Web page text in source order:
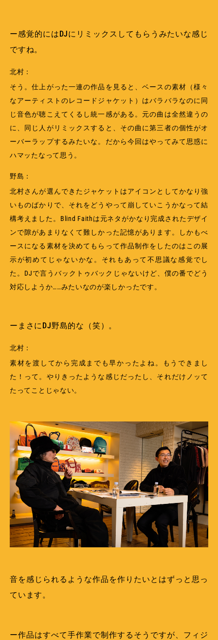
ー感覚的にはDJにリミックスしてもらうみたいな感じ
ですね。
北村：
そう。仕上がった一連の作品を見ると、ベースの素材（様々
なアーティストのレコードジャケット）はバラバラなのに同
じ音色が聴こえてくるし統一感がある。元の曲は全然違うの
に、同じ人がリミックスすると、その曲に第三者の個性がオ
ーバーラップするみたいな。だから今回はやってみて思惑に
ハマッたなって思う。
野島：
北村さんが選んできたジャケットはアイコンとしてかなり強
いものばかりで、それをどうやって崩していこうかなって結
構考えました。Blind Faithは元ネタがかなり完成されたデザイ
ンで隙があまりなくて難しかった記憶があります。しかもべ
ースになる素材を決めてもらって作品制作をしたのはこの展
示が初めてじゃないかな。それもあって不思議な感覚でし
た。DJで言うバックトゥバックじゃないけど、僕の番でどう
対応しようか……みたいなのが楽しかったです。
ーまさにDJ野島的な（笑）。
北村：
素材を渡してから完成までも早かったよね。もうできまし
た！って。やりきったような感じだったし、それだけノッて
たってことじゃない。
音を感じられるような作品を作りたいとはずっと思っ
ています。
ー作品はすべて手作業で制作するそうですが、フィジ